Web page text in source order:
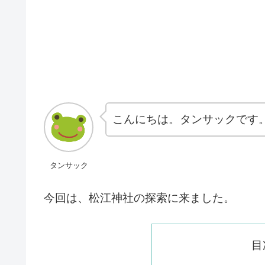
タンサック
こんにちは。タンサックです
今回は、松江神社の探索に来ました。